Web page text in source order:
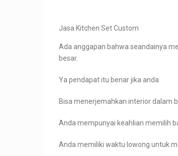
Jasa Kitchen Set Custom
Ada anggapan bahwa seandainya
besar.
Ya pendapat itu benar jika anda
Bisa menerjemahkan interior dalam
Anda mempunyai keahlian memilih
Anda memiliki waktu lowong untuk